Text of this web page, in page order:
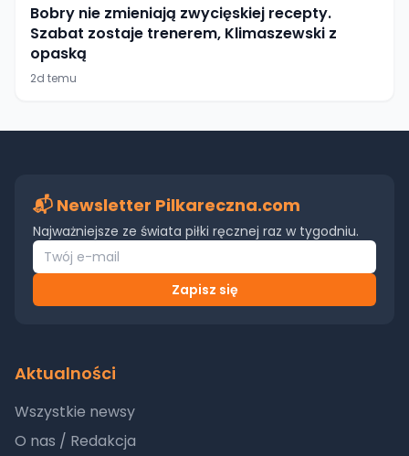
Bobry nie zmieniają zwycięskiej recepty.
Szabat zostaje trenerem, Klimaszewski z
opaską
2d temu
📬 Newsletter Pilkareczna.com
Najważniejsze ze świata piłki ręcznej raz w tygodniu.
Zapisz się
Aktualności
Wszystkie newsy
O nas / Redakcja